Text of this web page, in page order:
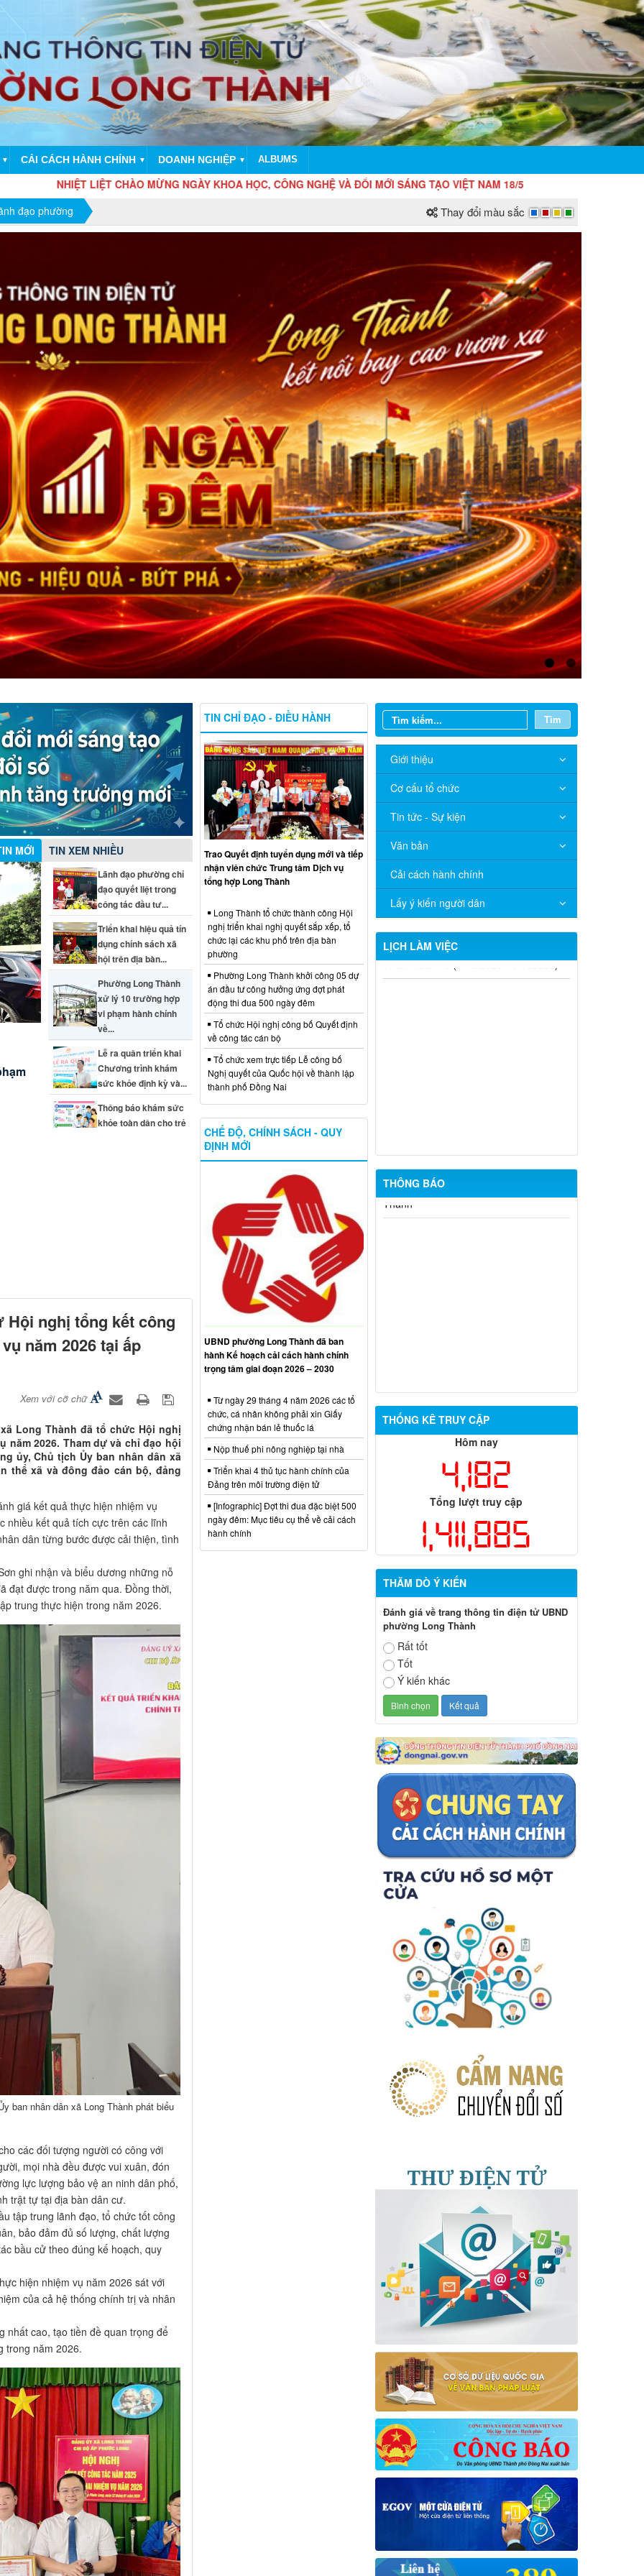
▼ CẢI CÁCH HÀNH CHÍNH ▼ DOANH NGHIỆP ▼ ALBUMS
LIỆT CHÀO MỪNG NGÀY KHOA HỌC, CÔNG NGHỆ VÀ ĐỔI MỚI SÁNG TẠO VIỆT NAM 18/5
đạo phường Thay đổi màu sắc
MỚI TIN XEM NHIỀU
trên
Lãnh đạo phường chỉ
đạo quyết liệt trong
công tác đầu tư...
Triển khai hiệu quả tín
dụng chính sách xã
hội trên địa bàn...
Phường Long Thành
xử lý 10 trường hợp
vi phạm hành chính
về...
Lễ ra quân triển khai
Chương trình khám
sức khỏe định kỳ và...
Thông báo khám sức
khỏe toàn dân cho trẻ
Hội nghị tổng kết công
năm 2026 tại ấp
Xem với cỡ chữ
Long Thành đã tổ chức Hội nghị
năm 2026. Tham dự và chỉ đạo hội
ủy, Chủ tịch Ủy ban nhân dân xã
thể xã và đông đảo cán bộ, đảng
giá kết quả thực hiện nhiệm vụ
nhiều kết quả tích cực trên các lĩnh
dân từng bước được cải thiện, tình
ghi nhận và biểu dương những nỗ
đạt được trong năm qua. Đồng thời,
trung thực hiện trong năm 2026.
ban nhân dân xã Long Thành phát biểu
các đối tượng người có công với
mọi nhà đều được vui xuân, đón
lực lượng bảo vệ an ninh dân phố,
trật tự tại địa bàn dân cư.
tập trung lãnh đạo, tổ chức tốt công
bảo đảm đủ số lượng, chất lượng
bầu cử theo đúng kế hoạch, quy
hiện nhiệm vụ năm 2026 sát với
của cả hệ thống chính trị và nhân
cao, tạo tiền đề quan trọng để
trong năm 2026.
Tìm
Giới thiệu
Cơ cấu tổ chức
Tin tức - Sự kiện
Văn bản
Cải cách hành chính
Lấy ý kiến người dân
LỊCH LÀM VIỆC
Lịch làm việc từ ngày 12/1/2026 đến
18/1/2026
THÔNG BÁO
Thông báo khám sức khỏe toàn dân
cho trẻ em dưới 6 tuổi
Thành
THỐNG KÊ TRUY CẬP
Hôm nay
4,182
Tổng lượt truy cập
1,411,885
THĂM DÒ Ý KIẾN
Đánh giá về trang thông tin điện tử UBND
phường Long Thành
Rất tốt
Tốt
Ý kiến khác
TIN CHỈ ĐẠO - ĐIỀU HÀNH
Trao Quyết định tuyển dụng mới và tiếp
nhận viên chức Trung tâm Dịch vụ
tổng hợp Long Thành
Long Thành tổ chức thành công Hội
nghị triển khai nghị quyết sắp xếp, tổ
chức lại các khu phố trên địa bàn
phường
Phường Long Thành khởi công 05 dự
án đầu tư công hưởng ứng đợt phát
động thi đua 500 ngày đêm
Tổ chức Hội nghị công bố Quyết định
về công tác cán bộ
Tổ chức xem trực tiếp Lễ công bố
Nghị quyết của Quốc hội về thành lập
thành phố Đồng Nai
CHẾ ĐỘ, CHÍNH SÁCH - QUY
ĐỊNH MỚI
UBND phường Long Thành đã ban
hành Kế hoạch cải cách hành chính
trọng tâm giai đoạn 2026 – 2030
Từ ngày 29 tháng 4 năm 2026 các tổ
chức, cá nhân không phải xin Giấy
chứng nhận bán lẻ thuốc lá
Nộp thuế phi nông nghiệp tại nhà
Triển khai 4 thủ tục hành chính của
Đảng trên môi trường điện tử
[Infographic] Đợt thi đua đặc biệt 500
ngày đêm: Mục tiêu cụ thể về cải cách
hành chính